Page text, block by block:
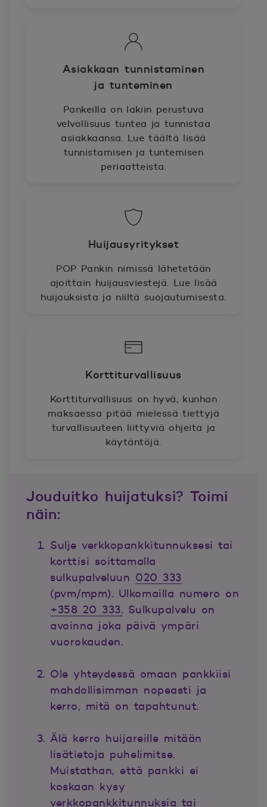
Asiakkaan tunnistaminen
ja tunteminen
Pankeilla on lakiin perustuva
velvollisuus tuntea ja tunnistaa
asiakkaansa. Lue täältä lisää
tunnistamisen ja tuntemisen
periaatteista.
Huijausyritykset
POP Pankin nimissä lähetetään
ajoittain huijausviestejä. Lue lisää
huijauksista ja niiltä suojautumisesta.
Korttiturvallisuus
Korttiturvallisuus on hyvä, kunhan
maksaessa pitää mielessä tiettyjä
turvallisuuteen liittyviä ohjeita ja
käytäntöjä.
Jouduitko huijatuksi? Toimi
näin:
Sulje verkkopankkitunnuksesi tai
korttisi soittamalla
sulkupalveluun 020 333
(pvm/mpm). Ulkomailla numero on
+358 20 333. Sulkupalvelu on
avoinna joka päivä ympäri
vuorokauden.
Ole yhteydessä omaan pankkiisi
mahdollisimman nopeasti ja
kerro, mitä on tapahtunut.
Älä kerro huijareille mitään
lisätietoja puhelimitse.
Muistathan, että pankki ei
koskaan kysy
verkkopankkitunnuksia tai